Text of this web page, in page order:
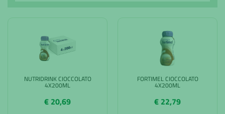
NUTRIDRINK CIOCCOLATO
4X200ML
€ 20,69
FORTIMEL CIOCCOLATO
4X200ML
€ 22,79